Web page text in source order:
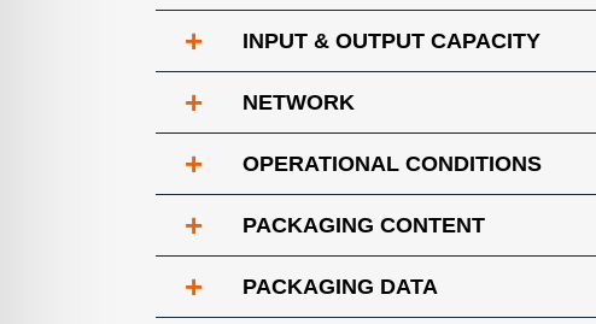
+ INPUT & OUTPUT CAPACITY
+ NETWORK
+ OPERATIONAL CONDITIONS
+ PACKAGING CONTENT
+ PACKAGING DATA